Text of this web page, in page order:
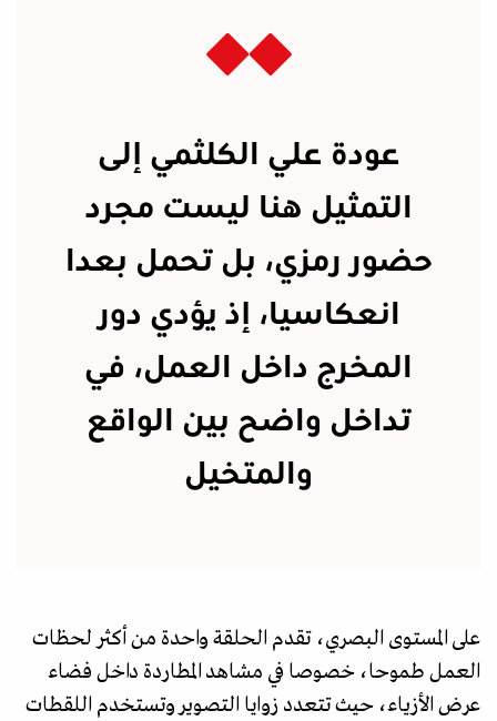
عودة علي الكلثمي إلى
التمثيل هنا ليست مجرد
حضور رمزي، بل تحمل بعدا
انعكاسيا، إذ يؤدي دور
المخرج داخل العمل، في
تداخل واضح بين الواقع
والمتخيل
على المستوى البصري، تقدم الحلقة واحدة من أكثر لحظات
العمل طموحا، خصوصا في مشاهد المطاردة داخل فضاء
عرض الأزياء، حيث تتعدد زوايا التصوير وتستخدم اللقطات